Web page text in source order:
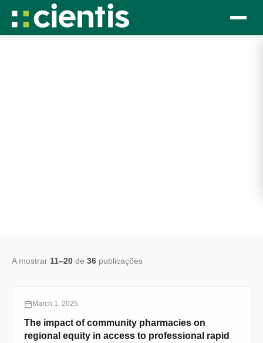
A mostrar 11–20 de 36 publicações
March 1, 2025
The impact of community pharmacies on
regional equity in access to professional rapid